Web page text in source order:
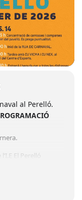
al Perelló.
El Perelló